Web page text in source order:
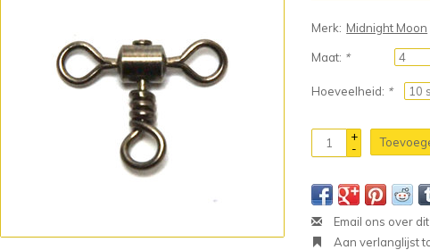
Merk: Midnight Moon
Maat: *
Hoeveelheid: *
+
-
Email ons over
Aan verlanglijst